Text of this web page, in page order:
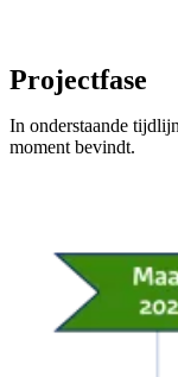
Projectfase
In onderstaande
moment bevindt.